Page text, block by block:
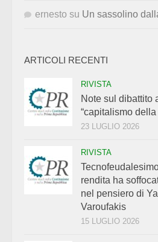
ernesto su Un sassolino
ARTICOLI RECENTI
RIVISTA
Note sul dibattito
“capitalismo della
23 LUGLIO 2026
RIVISTA
rendita ha
nel pensiero di
Varoufakis
15 LUGLIO 2026